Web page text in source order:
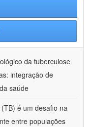
da tuberculose
integração de
saúde
é um desafio na
entre populações